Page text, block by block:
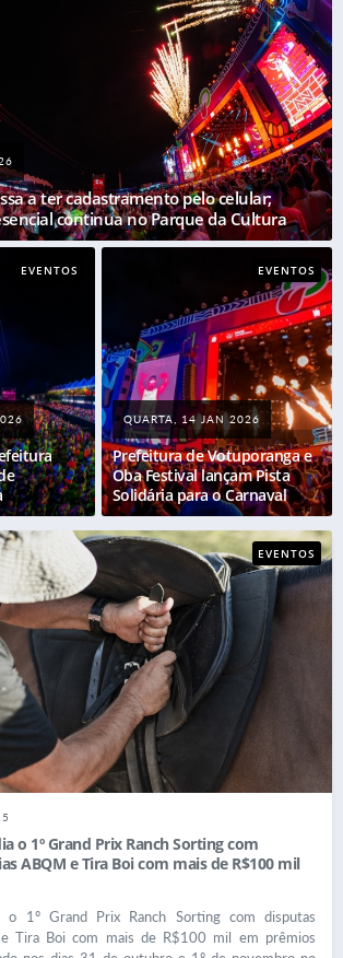
a ter cadastramento pelo celular;
continua no Parque da Cultura
EVENTOS
Carnaval
EVENTOS
QUARTA, 14 JAN 2026
Prefeitura de Votuporanga e
Oba Festival lançam Pista
Solidária para o Carnaval
2026
EVENTOS
o 1º Grand Prix Ranch Sorting com
ABQM e Tira Boi com mais de R$100 mil
o 1º Grand Prix Ranch Sorting com disputas
Tira Boi com mais de R$100 mil em prêmios